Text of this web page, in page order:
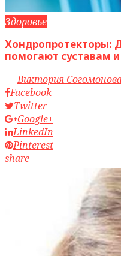
Здоровье
Хондропротекторы:
помогают суставам
byВиктория
Facebook
Twitter
Google+
LinkedIn
Pinterest
share